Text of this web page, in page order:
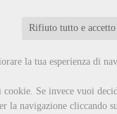
Rifiuto tutto e
la tua esperienza di
Se invece vuoi
la navigazione cliccando